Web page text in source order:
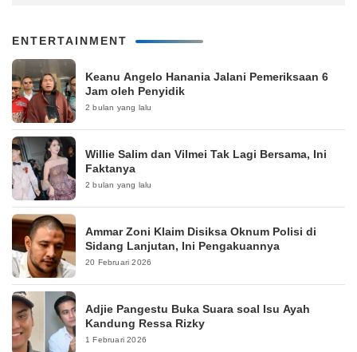
ENTERTAINMENT
Keanu Angelo Hanania Jalani Pemeriksaan 6
Jam oleh Penyidik
2 bulan yang lalu
Willie Salim dan Vilmei Tak Lagi Bersama, Ini
Faktanya
2 bulan yang lalu
Ammar Zoni Klaim Disiksa Oknum Polisi di
Sidang Lanjutan, Ini Pengakuannya
20 Februari 2026
Adjie Pangestu Buka Suara soal Isu Ayah
Kandung Ressa Rizky
1 Februari 2026